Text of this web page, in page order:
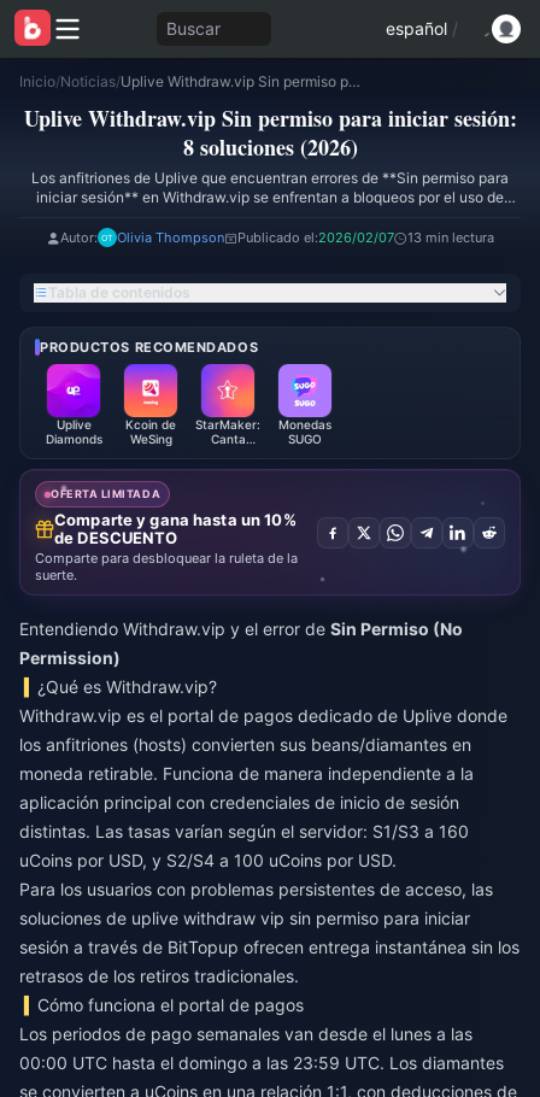
Buscar español /
Inicio/Noticias/ Uplive Withdraw.vip Sin permiso para iniciar sesión: 8 soluciones (2026)
Uplive Withdraw.vip Sin permiso para iniciar sesión:
8 soluciones (2026)
Los anfitriones de Uplive que encuentran errores de **Sin permiso para
iniciar sesión** en Withdraw.vip se enfrentan a bloqueos por el uso de
de Usuario. Los locutores establecidos retiran un mínimo de 5,000 uCoins
transmisión durante más de 15 días, documentos verificados procesados
Autor: Olivia Thompson Publicado el:2026/02/07 13 min lectura
Tabla de contenidos
PRODUCTOS RECOMENDADOS
Uplive
Diamonds
Kcoin de
WeSing
StarMaker:
Canta
Monedas
Monedas
SUGO
OFERTA LIMITADA
Comparte y gana hasta un 10%
de DESCUENTO
Comparte para desbloquear la ruleta de la
suerte.
Entendiendo Withdraw.vip y el error de Sin Permiso (No
Permission)
¿Qué es Withdraw.vip?
Withdraw.vip es el portal de pagos dedicado de Uplive donde
los anfitriones (hosts) convierten sus beans/diamantes en
moneda retirable. Funciona de manera independiente a la
aplicación principal con credenciales de inicio de sesión
distintas. Las tasas varían según el servidor: S1/S3 a 160
uCoins por USD, y S2/S4 a 100 uCoins por USD.
Para los usuarios con problemas persistentes de acceso, las
soluciones de uplive withdraw vip sin permiso para iniciar
sesión a través de BitTopup ofrecen entrega instantánea sin los
retrasos de los retiros tradicionales.
Cómo funciona el portal de pagos
Los periodos de pago semanales van desde el lunes a las
00:00 UTC hasta el domingo a las 23:59 UTC. Los diamantes
se convierten a uCoins en una relación 1:1, con deducciones de